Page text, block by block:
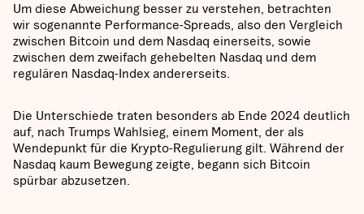
Um diese Abweichung besser zu verstehen, betrachten
wir sogenannte Performance-Spreads, also den Vergleich
zwischen Bitcoin und dem Nasdaq einerseits, sowie
zwischen dem zweifach gehebelten Nasdaq und dem
regulären Nasdaq-Index andererseits.
Die Unterschiede traten besonders ab Ende 2024 deutlich
auf, nach Trumps Wahlsieg, einem Moment, der als
Wendepunkt für die Krypto-Regulierung gilt. Während der
Nasdaq kaum Bewegung zeigte, begann sich Bitcoin
spürbar abzusetzen.